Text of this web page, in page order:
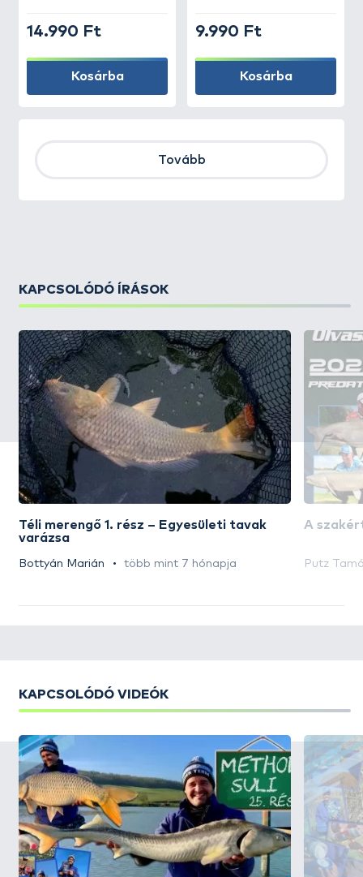
14.990 Ft
Kosárba
9.990 Ft
Kosárba
Tovább
KAPCSOLÓDÓ ÍRÁSOK
Téli merengő 1. rész – Egyesületi tavak
varázsa
Bottyán Marián több mint 7 hónapja
A
Putz
KAPCSOLÓDÓ VIDEÓK